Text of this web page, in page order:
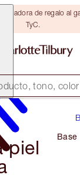
de regalo al
TyC.
tono, color
Base
piel